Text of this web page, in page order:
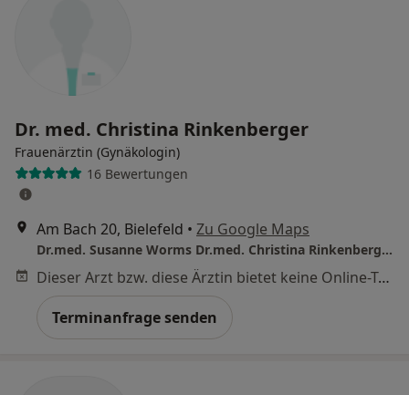
Dr. med. Christina Rinkenberger
Frauenärztin (Gynäkologin)
16 Bewertungen
Am Bach 20, Bielefeld • Zu Google Maps
Dr.med. Susanne Worms Dr.med. Christina Rinkenberger und Christiane Dietrich
Dieser Arzt bzw. diese Ärztin bietet keine Online-Terminbuchung an diesem Standort an.
Terminanfrage senden